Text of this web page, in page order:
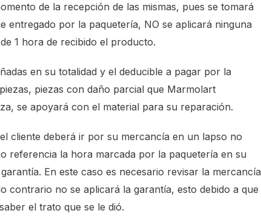
de la recepción de las mismas, pues se tomará
entregado por la paquetería, NO se aplicará ninguna
1 hora de recibido el producto.
en su totalidad y el deducible a pagar por la
piezas con daño parcial que Marmolart
se apoyará con el material para su reparación.
cliente deberá ir por su mercancía en un lapso no
referencia la hora marcada por la paquetería en su
En este caso es necesario revisar la mercancía
contrario no se aplicará la garantía, esto debido a que
el trato que se le dió.